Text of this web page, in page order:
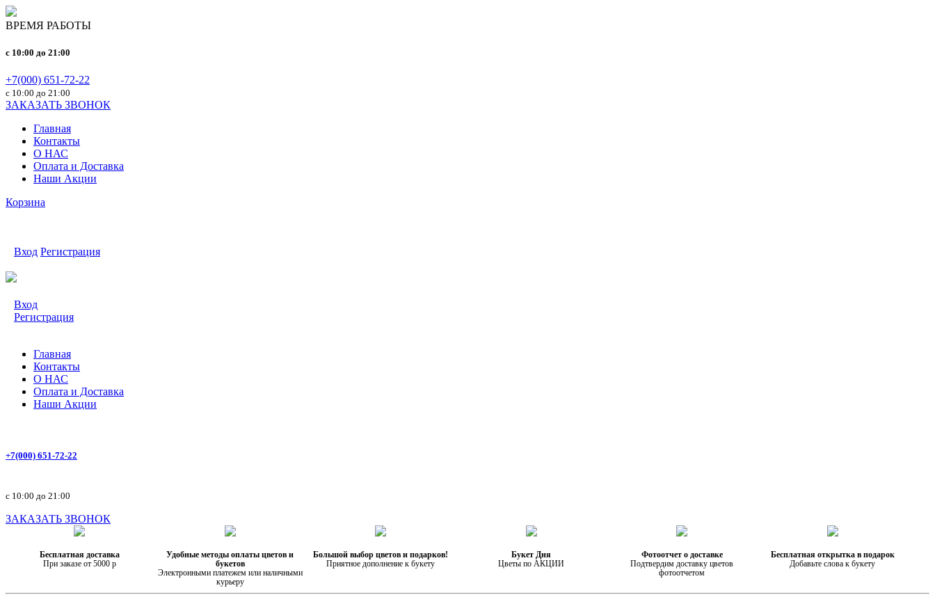
ВРЕМЯ РАБОТЫ
c 10:00 до 21:00
+7(000) 651-72-22
с 10:00 до 21:00
ЗАКАЗАТЬ ЗВОНОК
Главная
Контакты
О НАС
Оплата и Доставка
Наши Акции
Корзина
Вход Регистрация
Вход
Регистрация
Главная
Контакты
О НАС
Оплата и Доставка
Наши Акции
+7(000) 651-72-22
с 10:00 до 21:00
ЗАКАЗАТЬ ЗВОНОК
Бесплатная доставка
При заказе от 5000 р
Удобные методы оплаты цветов и
букетов
Электронными платежем или наличными
курьеру
Большой выбор цветов и подарков!
Приятное дополнение к букету
Букет Дня
Цветы по АКЦИИ
Фотоотчет о доставке
Подтвердим доставку цветов
фотоотчетом
Бесплатная открытка в подарок
Добавьте слова к букету